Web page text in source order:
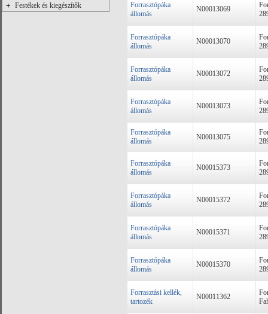
+ Festékek és kiegészítők
Forrasztópáka
állomás
N00013069
Forrasztópáka
állomás
N00013070
Forrasztópáka
állomás
N00013072
Forrasztópáka
állomás
N00013073
Forrasztópáka
állomás
N00013075
Forrasztópáka
állomás
N00015373
Forrasztópáka
állomás
N00015372
Forrasztópáka
állomás
N00015371
Forrasztópáka
állomás
N00015370
Forrasztási kellék,
tartozék
N00011362